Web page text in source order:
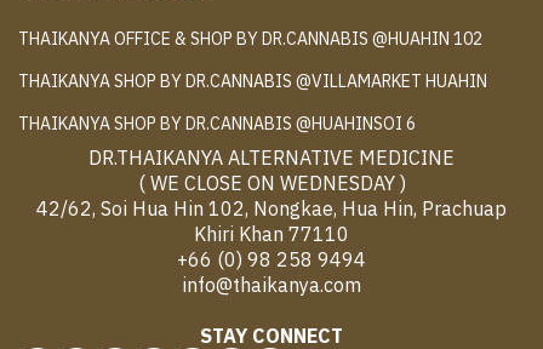
THAIKANYA OFFICE & SHOP BY DR.CANNABIS @HUAHIN 102
THAIKANYA SHOP BY DR.CANNABIS @VILLAMARKET HUAHIN
THAIKANYA SHOP BY DR.CANNABIS @HUAHINSOI 6
DR.THAIKANYA ALTERNATIVE MEDICINE
( WE CLOSE ON WEDNESDAY )
42/62, Soi Hua Hin 102, Nongkae, Hua Hin, Prachuap
Khiri Khan 77110
+66 (0) 98 258 9494
info@thaikanya.com
STAY CONNECT